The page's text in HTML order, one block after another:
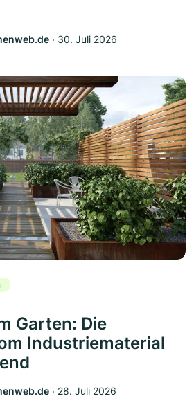
‧ 30. Juli 2026
Garten: Die
Industriematerial
‧ 28. Juli 2026